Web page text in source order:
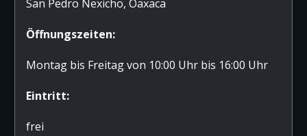
San Pedro Nexicho, Oaxaca
Öffnungszeiten:
Montag bis Freitag von 10:00 Uhr bis 16:00 Uhr
Eintritt:
frei